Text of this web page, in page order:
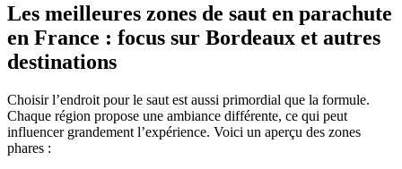
Les meilleures zones de saut en parachute
en France : focus sur Bordeaux et autres
destinations
Choisir l’endroit pour le saut est aussi primordial que la formule.
Chaque région propose une ambiance différente, ce qui peut
influencer grandement l’expérience. Voici un aperçu des zones
phares :